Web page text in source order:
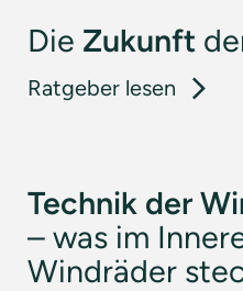
Die Zukunft
Ratgeber lesen : Die
Technik der
– was im
Windräder